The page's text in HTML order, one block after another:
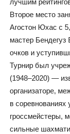
лучшим
Второе место
Агостон Юхас с
мастер Бендегуз
очков и
Турнир был
(1948–2020) —
организаторе,
в
гроссмейстеры,
сильные